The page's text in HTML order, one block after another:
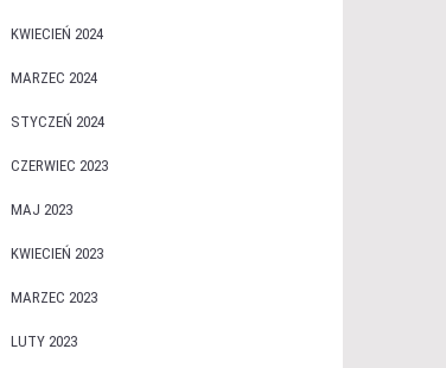
KWIECIEŃ 2024
MARZEC 2024
STYCZEŃ 2024
CZERWIEC 2023
MAJ 2023
KWIECIEŃ 2023
MARZEC 2023
LUTY 2023